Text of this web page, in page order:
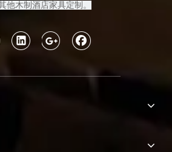
他木制酒店家具定制 。